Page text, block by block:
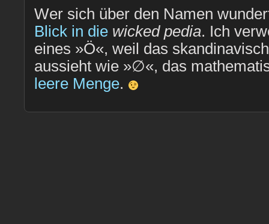
Wer sich über den Namen
Blick in die wicked pedia. Ich
eines »Ö«, weil das
aussieht wie »∅«, das
leere Menge.